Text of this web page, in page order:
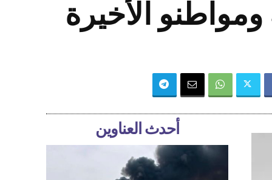
الأخيرة
أحدث العناوين